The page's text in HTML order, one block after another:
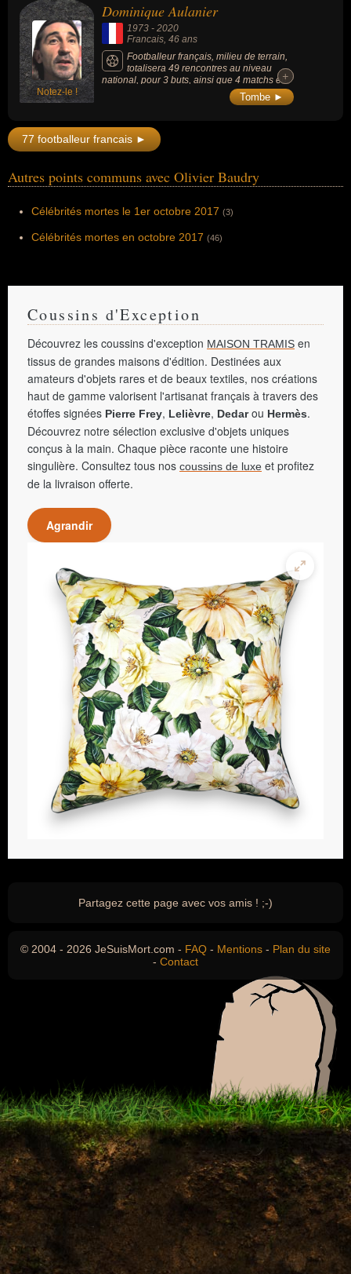
club amateur de Hombourg-Haut à un
parcours historique en Coupe de France.
Notez-le !
Dominique Aulanier
1973 - 2020
Francais , 46 ans
Footballeur français, milieu de terrain,
totalisera 49 rencontres au niveau
national, pour 3 buts, ainsi que 4 matchs en
Coupe des coupes 1997 avec 2 buts à son
+
+
Tombe ►
77 footballeur francais ►
Autres points communs avec Olivier Baudry
Célébrités mortes le 1er octobre 2017 (3)
Célébrités mortes en octobre 2017 (46)
Coussins d'Exception
Découvrez les coussins d'exception MAISON TRAMIS en
tissus de grandes maisons d'édition. Destinées aux
amateurs d'objets rares et de beaux textiles, nos créations
haut de gamme valorisent l'artisanat français à travers des
étoffes signées Pierre Frey, Lelièvre, Dedarou Hermès.
Découvrez notre sélection exclusive d'objets uniques
conçus à la main. Chaque pièce raconte une histoire
singulière. Consultez tous nos coussins de luxe et profitez
de la livraison offerte.
Agrandir
Partagez cette page avec vos amis ! ;-)
© 2004 - 2026 JeSuisMort.com - FAQ - Mentions - Plan du site
- Contact